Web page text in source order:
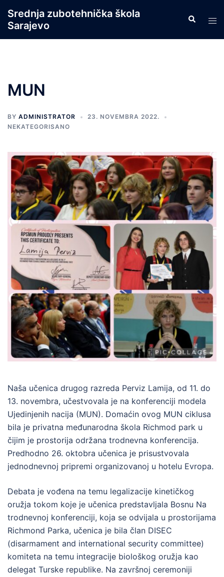
content
Srednja zubotehnička škola
Sarajevo
Search
MUN
BY ADMINISTRATOR
23. NOVEMBRA 2022.
NEKATEGORISANO
Naša učenica drugog razreda Perviz Lamija, od 11. do
13. novembra, učestvovala je na konferenciji modela
Ujedinjenih nacija (MUN). Domaćin ovog MUN ciklusa
bila je privatna međunarodna škola Richmod park u
čijim je prostorija održana trodnevna konferencija.
Predhodno 26. oktobra učenica je prisustvovala
jednodnevnoj pripremi organizovanoj u hotelu Evropa.
Debata je vođena na temu legalizacije kinetičkog
oružja tokom koje je učenica predstavljala Bosnu Na
trodnevnoj konferenciji, koja se odvijala u prostorijama
Richmond Parka, učenica je bila član DISEC
(disarmament and international security committee)
komiteta na temu integracije biološkog oružja kao
delegat Turske republike. Na završnoj ceremoniji